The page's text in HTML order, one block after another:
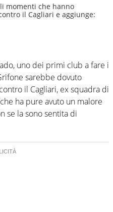
momenti che hanno
il Cagliari e aggiunge:
uno dei primi club a fare i
sarebbe dovuto
il Cagliari, ex squadra di
ha pure avuto un malore
se la sono sentita di